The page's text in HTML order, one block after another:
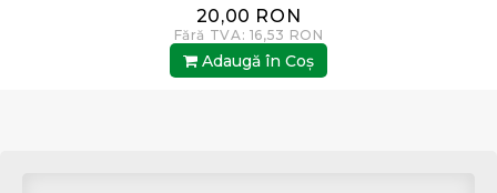
20,00 RON
Fără TVA: 16,53 RON
Adaugă în Coş